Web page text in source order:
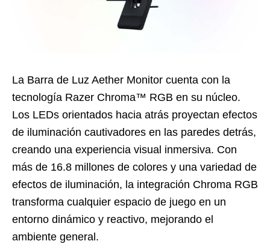
La Barra de Luz Aether Monitor cuenta con la
tecnología Razer Chroma™ RGB en su núcleo.
Los LEDs orientados hacia atrás proyectan efectos
de iluminación cautivadores en las paredes detrás,
creando una experiencia visual inmersiva. Con
más de 16.8 millones de colores y una variedad de
efectos de iluminación, la integración Chroma RGB
transforma cualquier espacio de juego en un
entorno dinámico y reactivo, mejorando el
ambiente general.